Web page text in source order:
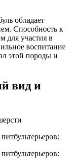
обладает
Способность к
для участия в
воспитание
этой породы и
вид и